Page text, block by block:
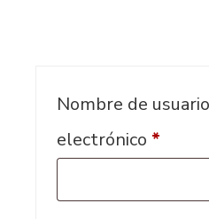
Nombre de
electrónico *